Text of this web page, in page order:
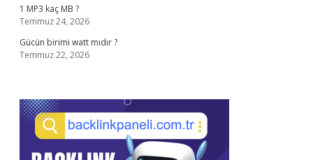
1 MP3 kaç MB ?
Temmuz 24, 2026
Gücün birimi watt mıdır ?
Temmuz 22, 2026